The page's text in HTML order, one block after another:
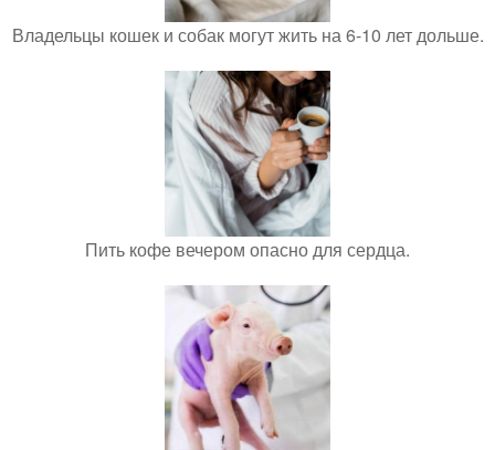
Владельцы кошек и собак могут жить на 6-10 лет дольше.
Пить кофе вечером опасно для сердца.